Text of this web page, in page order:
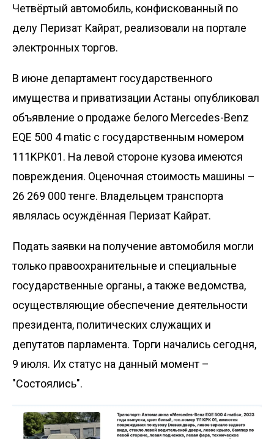
Четвёртый автомобиль, конфискованный по
делу Перизат Кайрат, реализовали на портале
электронных торгов.
В июне департамент государственного
имущества и приватизации Астаны опубликовал
объявление о продаже белого Mercedes-Benz
EQE 500 4 matic с государственным номером
111KPK01. На левой стороне кузова имеются
повреждения. Оценочная стоимость машины –
26 269 000 тенге. Владельцем транспорта
являлась осуждённая Перизат Кайрат.
Подать заявки на получение автомобиля могли
только правоохранительные и специальные
государственные органы, а также ведомства,
осуществляющие обеспечение деятельности
президента, политических служащих и
депутатов парламента. Торги начались сегодня,
9 июля. Их статус на данный момент –
"Состоялись".